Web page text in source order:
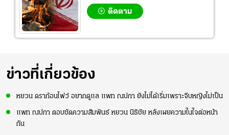
ติดตาม
ข่าวที่เกี่ยวข้อง
หยวน ดราก้อนไฟว์ อยากดูแล แพท ณปภา ยังไม่ได้เริ่มเพราะจีบหญิงไม่เป็น
แพท ณปภา ตอบชัดความสัมพันธ์ หยวน นิธิชัย หลังเผยความในใจต่อหน้า
กัน